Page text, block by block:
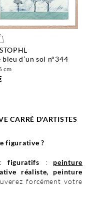
bleu d’un sol n°344
cm
CARRÉ D'ARTISTES
figurative ?
figuratifs : peinture
réaliste, peinture
forcément votre